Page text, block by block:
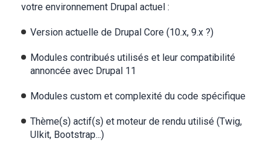
votre environnement Drupal actuel :
Version actuelle de Drupal Core (10.x, 9.x ?)
Modules contribués utilisés et leur compatibilité
annoncée avec Drupal 11
Modules custom et complexité du code spécifique
Thème(s) actif(s) et moteur de rendu utilisé (Twig,
UIkit, Bootstrap...)